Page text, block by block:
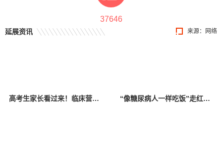
37646
来源：网络
延展资讯
高考生家长看过来！临床营养师盘点的坑你踩了吗？ “像糖尿病人一样吃饭”走红！专家：极端控糖控主食很伤身；网友：正常吃喝就很健康